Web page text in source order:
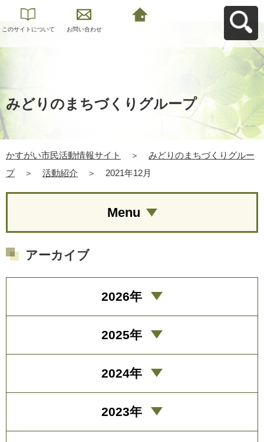
このサイトについて お問い合わせ
みどりのまちづくりグループ
かすがい市民活動情報サイト ＞
みどりのまちづくりグルー
プ
＞ 活動紹介 ＞ 2021年12月
Menu
アーカイブ
2026年
2025年
2024年
2023年